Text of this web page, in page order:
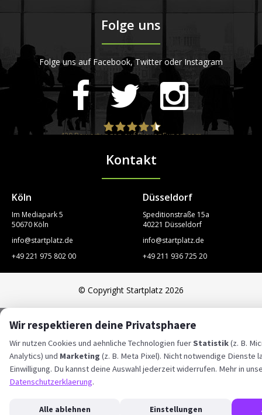
Folge uns
Folge uns auf Facebook, Twitter oder Instagram
STARTPLATZ
420Bewertungen auf ProvenExpert.com
Kontakt
Köln
Im Mediapark 5
50670 Köln
info@startplatz.de
+49 221 975 802 00
Düsseldorf
Speditionstraße 15a
40221 Düsseldorf
info@startplatz.de
+49 211 936 725 20
© Copyright Startplatz 2026
Wir respektieren deine Privatsphaere
Wir nutzen Cookies und aehnliche Technologien fuerStatistik(z. B.
Analytics) und Marketing (z. B. Meta Pixel). Nicht notwendige Dienste
Einwilligung. Du kannst deine Auswahl jederzeit widerrufen. Mehr in
Datenschutzerklaerung.
Alle ablehnen Einstellungen